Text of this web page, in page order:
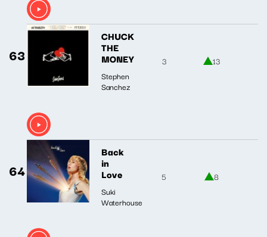
63
CHUCK
THE
MONEY
Stephen
Sanchez
3 13
64
Back
in
Love
Suki
Waterhouse
5 8